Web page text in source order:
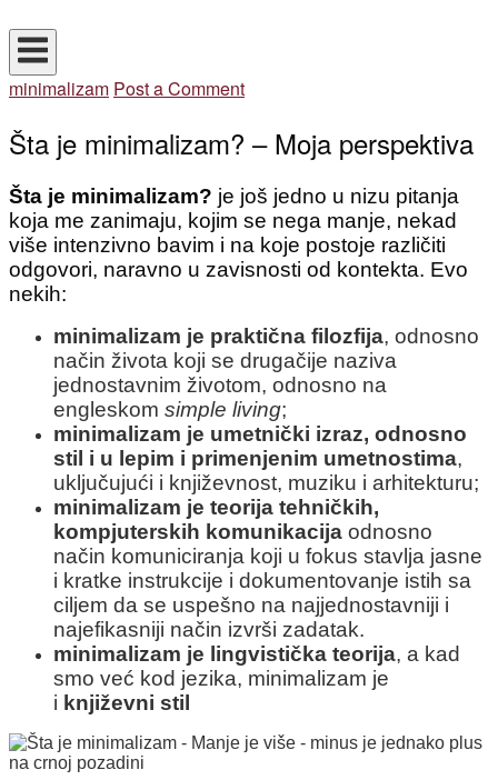
to
content
minimalizam Post a Comment
Šta je minimalizam? – Moja perspektiva
Šta je minimalizam? je još jedno u nizu pitanja
koja me zanimaju, kojim se nega manje, nekad
više intenzivno bavim i na koje postoje različiti
odgovori, naravno u zavisnosti od kontekta. Evo
nekih:
minimalizam je praktična filozfija, odnosno
način života koji se drugačije naziva
jednostavnim životom, odnosno na
engleskom simple living;
minimalizam je umetnički izraz, odnosno
stil i u lepim i primenjenim umetnostima,
uključujući i književnost, muziku i arhitekturu;
minimalizam je teorija tehničkih,
kompjuterskih komunikacija odnosno
način komuniciranja koji u fokus stavlja jasne
i kratke instrukcije i dokumentovanje istih sa
ciljem da se uspešno na najjednostavniji i
najefikasniji način izvrši zadatak.
minimalizam je lingvistička teorija, a kad
smo već kod jezika, minimalizam je
i književni stil